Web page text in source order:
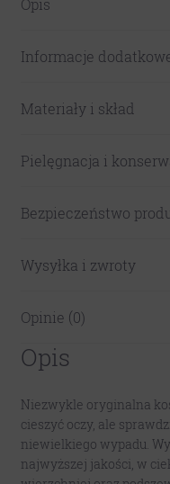
Informacje
Materiały i skład
Pielęgnacja i
Bezpieczeństwo
Wysyłka i zwroty
Opinie (0)
Opis
Niezwykle oryginalna
cieszyć oczy, ale
niewielkiego wypadu.
najwyższej jakości, w